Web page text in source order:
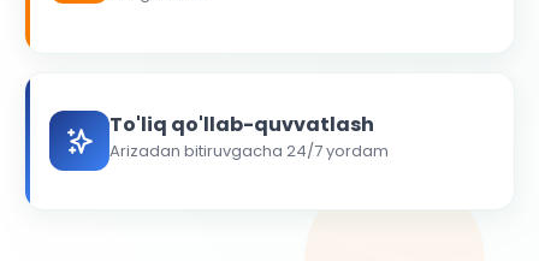
To'liq qo'llab-quvvatlash
Arizadan bitiruvgacha 24/7 yordam